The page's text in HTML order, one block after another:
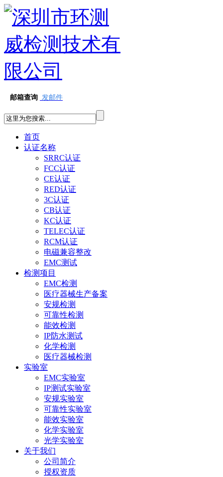
邮箱查询 发邮件
首页
认证名称
SRRC认证
FCC认证
CE认证
RED认证
3C认证
CB认证
KC认证
TELEC认证
RCM认证
电磁兼容整改
EMC测试
检测项目
EMC检测
医疗器械生产备案
安规检测
可靠性检测
能效检测
IP防水测试
化学检测
医疗器械检测
实验室
EMC实验室
IP测试实验室
安规实验室
可靠性实验室
能效实验室
化学实验室
光学实验室
关于我们
公司简介
授权资质